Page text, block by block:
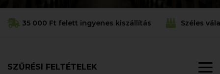
35 000 Ft felett ingyenes kiszállítás Széles
SZŰRÉSI FELTÉTELEK